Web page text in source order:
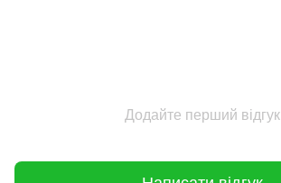
Додайте перший відгук